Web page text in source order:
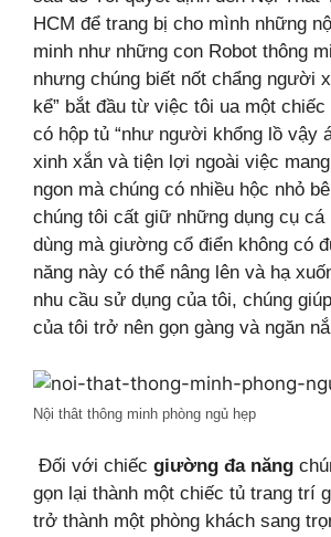
HCM để trang bị cho mình những
minh như những con Robot thông
nhưng chúng biết nốt chẩng người
kể” bắt đầu từ việc tôi ua một
có hộp tủ “như người khổng lồ vậy
xinh xắn và tiện lợi ngoài việc
ngon mà chúng có nhiều hộc nhỏ
chúng tôi cất giữ những dụng cụ cá
dùng mà giường cổ điển không có
năng này có thể nâng lên và hạ
nhu cầu sử dụng của tôi, chúng
của tôi trở nên gọn gàng và ngăn
Nội thât thông minh phòng ngủ hẹp
Đối với chiếc giường đa năng
gọn lại thành một chiếc tủ trang trí
trở thành một phòng khách sang